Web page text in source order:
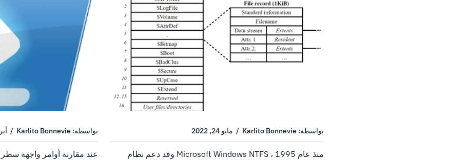
بواسطة: Karlito Bonnevie / مايو 24, 2022
منذ عام 1995 ، Microsoft Windows NTFS وقد دعم نظام
بواسطة: Karlito Bonnevie / أبريل 29, 2022